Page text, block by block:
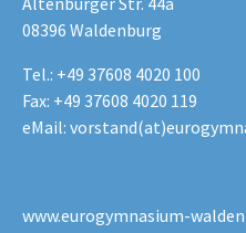
08396 Waldenburg
Tel.: +49 37608 4020 100
Fax: +49 37608 4020 119
eMail:
www.eurogymnasium-